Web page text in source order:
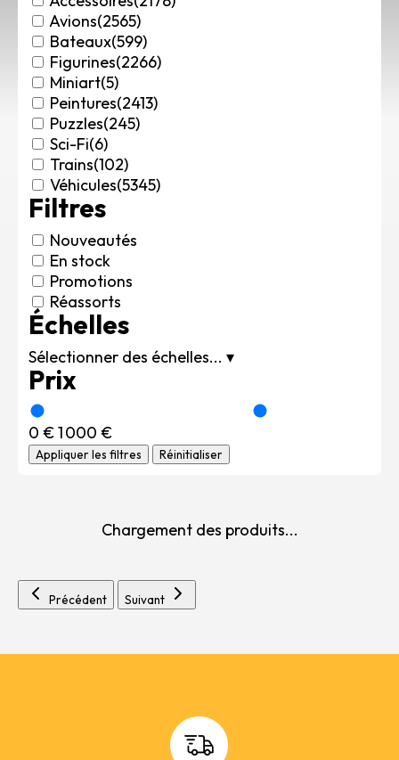
Rechercher des produits...
Mon panier 0
0,00€
Connexion / Inscription
Véhicules
Avions
Bateaux
Trains
Figurines
Accessoires
Puzzles
Carte cadeau
Maquette par marque
Avions(2565)
Bateaux(599)
Figurines(2266)
Miniart(5)
Peintures(2413)
Puzzles(245)
Sci-Fi(6)
Trains(102)
Véhicules(5345)
Filtres
Nouveautés
En stock
Promotions
Réassorts
Échelles
Sélectionner des échelles... ▾
Prix
0 €1 000 €
Appliquer les filtres Réinitialiser
Chargement des produits...
Précédent Suivant